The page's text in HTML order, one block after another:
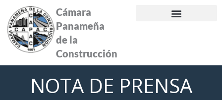
contenido
Cámara
Panameña
de la
Construcción
NOTA DE PRENSA